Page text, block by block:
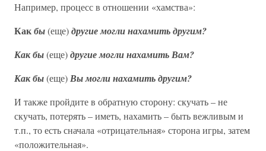
Например, процесс в отношении «хамства»:
Какбы(еще)другие могли нахамить другим?
Как бы(еще)другие могли нахамить Вам?
Как бы(еще)Вы могли нахамить другим?
И также пройдите в обратную сторону: скучать – не
скучать, потерять – иметь, нахамить – быть вежливым и
т.п., то есть сначала «отрицательная» сторона игры, затем
«положительная».